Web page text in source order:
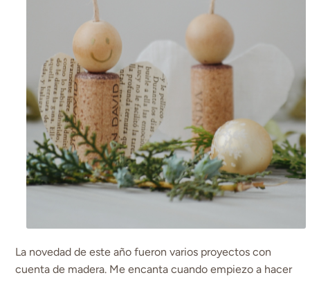
La novedad de este año fueron varios proyectos con
cuenta de madera. Me encanta cuando empiezo a hacer